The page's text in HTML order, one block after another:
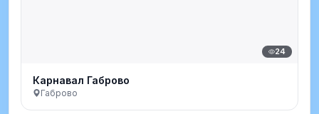
24
Карнавал Габрово
Габрово